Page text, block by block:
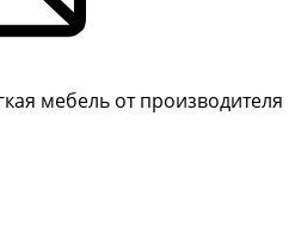
мебель от производителя